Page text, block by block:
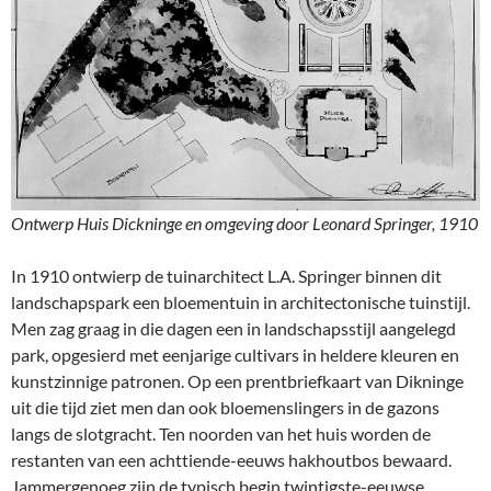
Ontwerp Huis Dickninge en omgeving door Leonard Springer, 1910
In 1910 ontwierp de tuinarchitect L.A. Springer binnen dit
landschapspark een bloementuin in architectonische tuinstijl.
Men zag graag in die dagen een in landschapsstijl aangelegd
park, opgesierd met eenjarige cultivars in heldere kleuren en
kunstzinnige patronen. Op een prentbriefkaart van Dikninge
uit die tijd ziet men dan ook bloemenslingers in de gazons
langs de slotgracht. Ten noorden van het huis worden de
restanten van een achttiende-eeuws hakhoutbos bewaard.
Jammergenoeg zijn de typisch begin twintigste-eeuwse